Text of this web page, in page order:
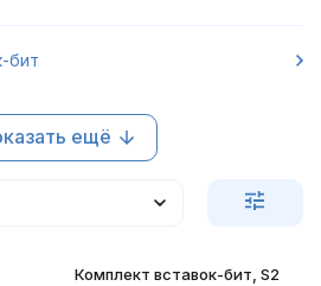
бит
ещё
Комплект вставок-бит, S2